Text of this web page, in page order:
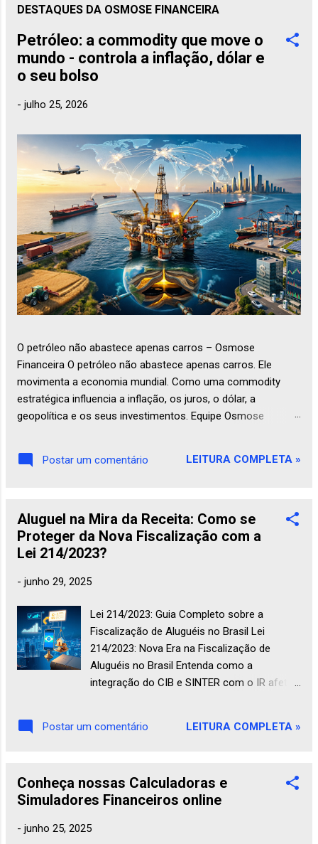
DESTAQUES DA OSMOSE FINANCEIRA
Petróleo: a commodity que move o
mundo - controla a inflação, dólar e
o seu bolso
- julho 25, 2026
O petróleo não abastece apenas carros – Osmose
Financeira O petróleo não abastece apenas carros. Ele
movimenta a economia mundial. Como uma commodity
estratégica influencia a inflação, os juros, o dólar, a
geopolítica e os seus investimentos. Equipe Osmose
petróleo: muito mais que combustível – o sangue da
economia moderna Quando ouvimos falar em petróleo, a
preço cada vez mais alto. Essa associação faz sentido:
afinal, carros, caminhõ...
Postar um comentário LEITURA COMPLETA »
Aluguel na Mira da Receita: Como se
Proteger da Nova Fiscalização com a
Lei 214/2023?
- junho 29, 2025
Lei 214/2023: Guia Completo sobre a
Fiscalização de Aluguéis no Brasil Lei
214/2023: Nova Era na Fiscalização de
Aluguéis no Brasil Entenda como a
integração do CIB e SINTER com o IR afeta
aluguéis Contexto da nova era de
rendimentos de aluguel com a
implementação da Lei Complementar
marco na transparência do mercado
Postar um comentário LEITURA COMPLETA »
Conheça nossas Calculadoras e
Simuladores Financeiros online
- junho 25, 2025